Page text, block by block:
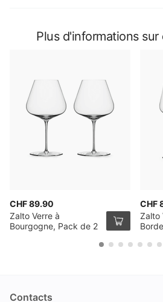
Plus d'informations
CHF 89.90
Zalto Verre à
Bourgogne, Pack de 2
CHF
Zalto
Contacts